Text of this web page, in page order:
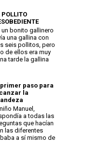
POLLITO
un bonito gallinero
una gallina con
seis pollitos, pero
de ellos era muy
tarde la gallina
primer paso para
la
Manuel,
a todas las
que hacían
las diferentes
a sí mismo de